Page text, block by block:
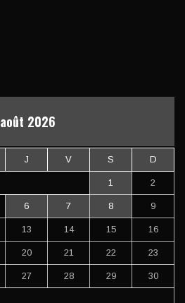
août 2026
J V S D
1 2
6 7 8 9
13 14 15 16
20 21 22 23
27 28 29 30